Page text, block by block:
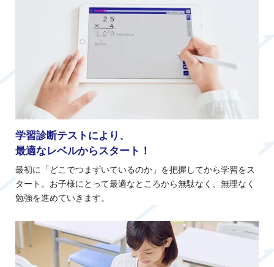
学習診断テストにより、
最適なレベルからスタート！
最初に「どこでつまずいているのか」を把握してから学習をス
タート。お子様にとって最適なところから無駄なく、無理なく
勉強を進めていきます。